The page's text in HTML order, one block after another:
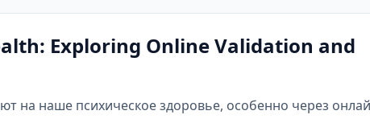
Exploring Online Validation and
на наше психическое здоровье, особенно через